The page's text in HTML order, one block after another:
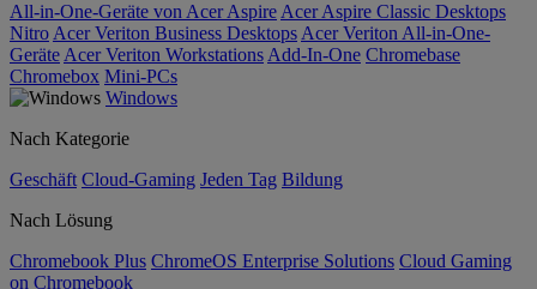
All-in-One-Geräte von Acer Aspire Acer Aspire Classic Desktops
Nitro Acer Veriton Business Desktops Acer Veriton All-in-One-
Geräte Acer Veriton Workstations Add-In-One Chromebase
Chromebox Mini-PCs
Windows
Nach Kategorie
Geschäft Cloud-Gaming Jeden Tag Bildung
Nach Lösung
Chromebook Plus ChromeOS Enterprise Solutions Cloud Gaming
on Chromebook